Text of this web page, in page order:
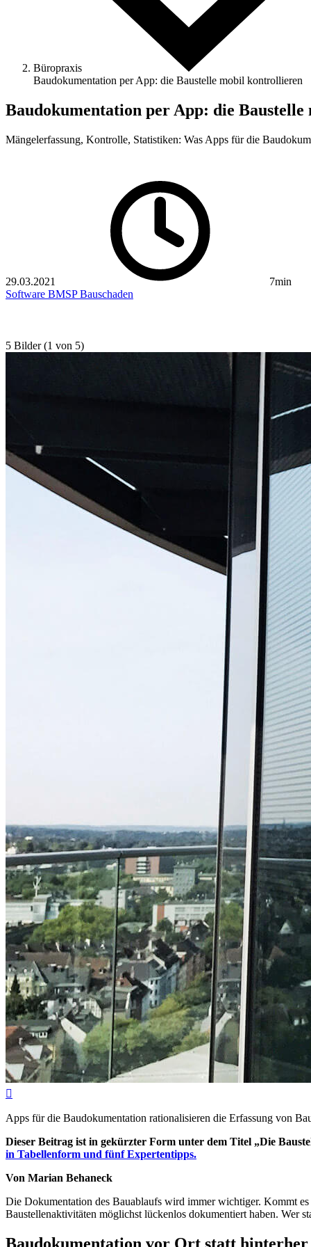
Büropraxis
Baudokumentation per App: die Baustelle mobil kontrollieren
Baudokumentation per App: die
Mängelerfassung, Kontrolle, Statistiken: Was Apps für die
29.03.2021
7min
Software BMSPBauschaden
5 Bilder (1 von 5)

Apps für die Baudokumentation rationalisieren die Erfassung von
Dieser Beitrag ist in gekürzter Form unter dem Titel „Die
in Tabellenform und fünf Expertentipps.
Von Marian Behaneck
Die Dokumentation des Bauablaufs wird immer wichtiger. Kommt
Baustellenaktivitäten möglichst lückenlos dokumentiert haben. Wer
Baudokumentation vor Ort statt